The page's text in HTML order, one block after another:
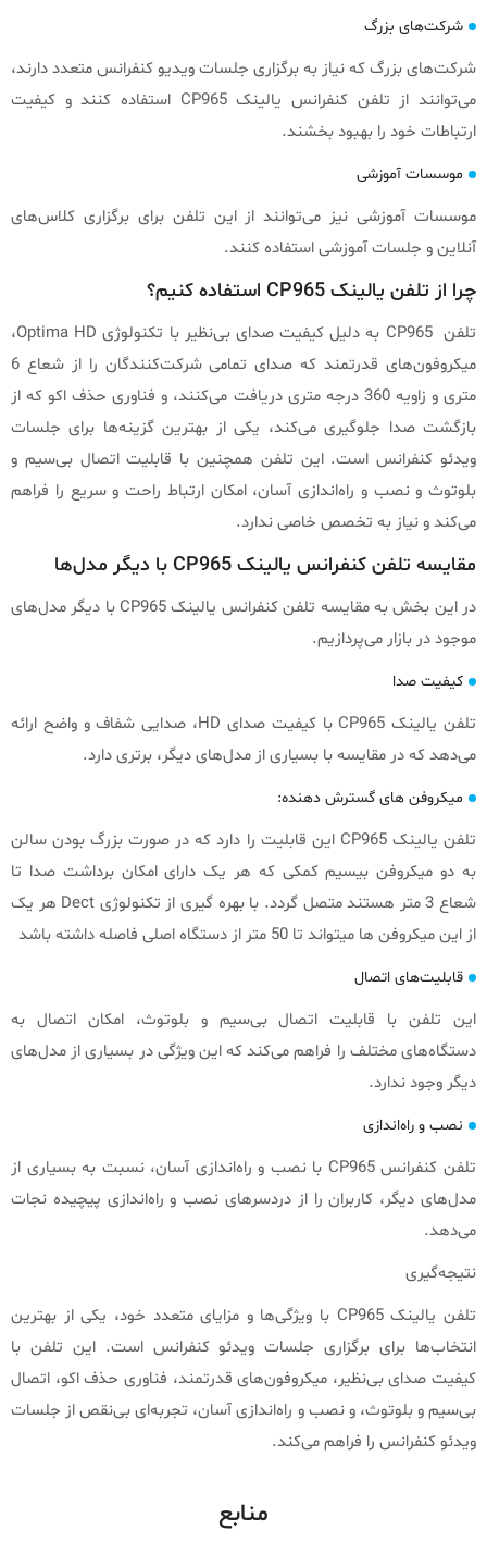
شرکت‌های بزرگ
شرکت‌های بزرگ که نیاز به برگزاری جلسات ویدیو کنفرانس متعدد دارند،
می‌توانند از تلفن کنفرانس یالینک CP965 استفاده کنند و کیفیت
ارتباطات خود را بهبود بخشند.
موسسات آموزشی
موسسات آموزشی نیز می‌توانند از این تلفن برای برگزاری کلاس‌های
آنلاین و جلسات آموزشی استفاده کنند.
چرا از تلفن یالینک CP965 استفاده کنیم؟
تلفن CP965 به دلیل کیفیت صدای بی‌نظیر با تکنولوژی Optima HD،
میکروفون‌های قدرتمند که صدای تمامی شرکت‌کنندگان را از شعاع 6
متری و زاویه 360 درجه متری دریافت می‌کنند، و فناوری حذف اکو که از
بازگشت صدا جلوگیری می‌کند، یکی از بهترین گزینه‌ها برای جلسات
ویدئو کنفرانس است. این تلفن همچنین با قابلیت اتصال بی‌سیم و
بلوتوث و نصب و راه‌اندازی آسان، امکان ارتباط راحت و سریع را فراهم
می‌کند و نیاز به تخصص خاصی ندارد.
مقایسه تلفن کنفرانس یالینک CP965 با دیگر مدل‌ها
در این بخش به مقایسه تلفن کنفرانس یالینک CP965 با دیگر مدل‌های
موجود در بازار می‌پردازیم.
کیفیت صدا
تلفن یالینک CP965 با کیفیت صدای HD، صدایی شفاف و واضح ارائه
می‌دهد که در مقایسه با بسیاری از مدل‌های دیگر، برتری دارد.
میکروفن های گسترش دهنده:
تلفن یالینک CP965 این قابلیت را دارد که در صورت بزرگ بودن سالن
به دو میکروفن بیسیم کمکی که هر یک دارای امکان برداشت صدا تا
شعاع 3 متر هستند متصل گردد. با بهره گیری از تکنولوژی Dect هر یک
از این میکروفن ها میتواند تا 50 متر از دستگاه اصلی فاصله داشته باشد
قابلیت‌های اتصال
این تلفن با قابلیت اتصال بی‌سیم و بلوتوث، امکان اتصال به
دستگاه‌های مختلف را فراهم می‌کند که این ویژگی در بسیاری از مدل‌های
دیگر وجود ندارد.
نصب و راه‌اندازی
تلفن کنفرانس CP965 با نصب و راه‌اندازی آسان، نسبت به بسیاری از
مدل‌های دیگر، کاربران را از دردسرهای نصب و راه‌اندازی پیچیده نجات
می‌دهد.
نتیجه‌گیری
تلفن یالینک CP965 با ویژگی‌ها و مزایای متعدد خود، یکی از بهترین
انتخاب‌ها برای برگزاری جلسات ویدئو کنفرانس است. این تلفن با
کیفیت صدای بی‌نظیر، میکروفون‌های قدرتمند، فناوری حذف اکو، اتصال
بی‌سیم و بلوتوث، و نصب و راه‌اندازی آسان، تجربه‌ای بی‌نقص از جلسات
ویدئو کنفرانس را فراهم می‌کند.
منابع